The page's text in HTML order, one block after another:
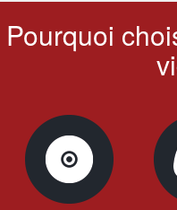
Pourquoi